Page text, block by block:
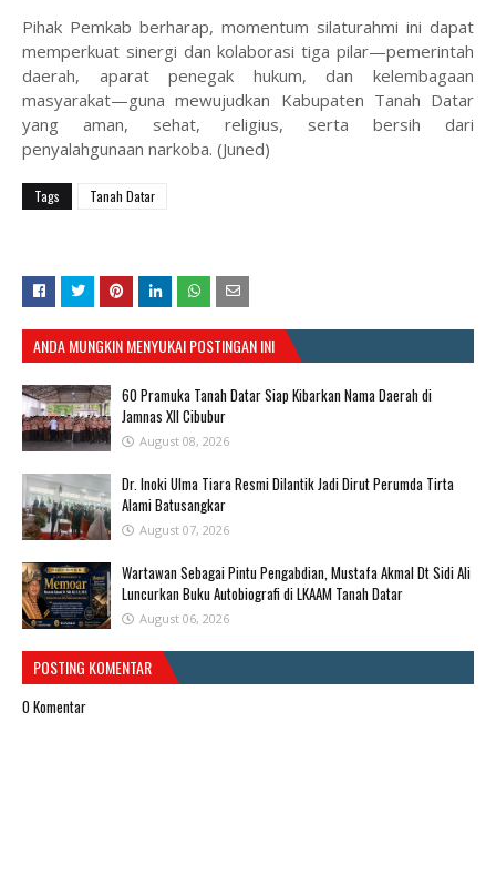
​Pihak Pemkab berharap, momentum silaturahmi ini dapat
memperkuat sinergi dan kolaborasi tiga pilar—pemerintah
daerah, aparat penegak hukum, dan kelembagaan
masyarakat—guna mewujudkan Kabupaten Tanah Datar
yang aman, sehat, religius, serta bersih dari
penyalahgunaan narkoba. (Juned)
Tags Tanah Datar
ANDA MUNGKIN MENYUKAI POSTINGAN INI
60 Pramuka Tanah Datar Siap Kibarkan Nama Daerah di
Jamnas XII Cibubur
August 08, 2026
​Dr. Inoki Ulma Tiara Resmi Dilantik Jadi Dirut Perumda Tirta
Alami Batusangkar
August 07, 2026
Wartawan Sebagai Pintu Pengabdian, Mustafa Akmal Dt Sidi Ali
Luncurkan Buku Autobiografi di LKAAM Tanah Datar
August 06, 2026
POSTING KOMENTAR
0 Komentar